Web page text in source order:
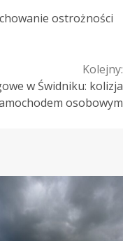
ostrożności
Kolejny:
w Świdniku: kolizja
osobowym